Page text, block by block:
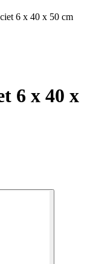
6 x 40 x 50 cm
6 x 40 x